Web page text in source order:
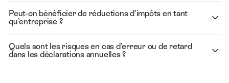
Peut-on bénéficier de réductions d’impôts en tant
qu’entreprise ?
Quels sont les risques en cas d’erreur ou de retard
dans les déclarations annuelles ?